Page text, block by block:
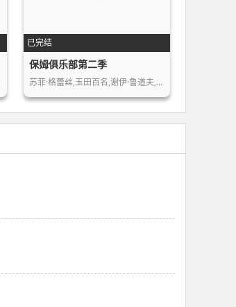
已完结
保姆俱乐部第二季
苏菲·格蕾丝,玉田百名,谢伊·鲁道夫,…